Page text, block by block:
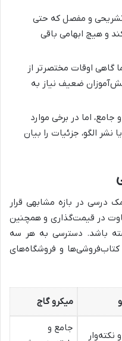
تشریحی و مفصل که حتی
و هیچ ابهامی باقی
گاهی اوقات مختصرتر از
ضعیف نیاز به
اما در برخی موارد
الگو، جزئیات را بیان
درسی در بازه مشابهی قرار
در قیمت‌گذاری و همچنین
باشد. دسترسی به هر سه
کتاب‌فروشی‌ها و فروشگاه‌های
میکرو گاج
نکته‌وار
جامع و